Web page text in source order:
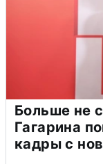
Больше не
Гагарина
кадры с